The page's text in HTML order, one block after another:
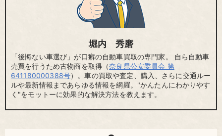
堀内 秀磨
「後悔ない車選び」が口癖の自動車買取の専門家。 自ら自動車
売買を行うため古物商を取得（奈良県公安委員会 第
641180000388号）。車の買取や査定、購入、さらに交通ルー
ルや最新情報まであらゆる情報を網羅。"かんたんにわかりやす
く"をモットーに効果的な解決方法を教えます。